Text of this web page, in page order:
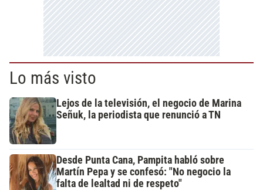
Lo más visto
Lejos de la televisión, el negocio de Marina
Señuk, la periodista que renunció a TN
Desde Punta Cana, Pampita habló sobre
Martín Pepa y se confesó: "No negocio la
falta de lealtad ni de respeto"